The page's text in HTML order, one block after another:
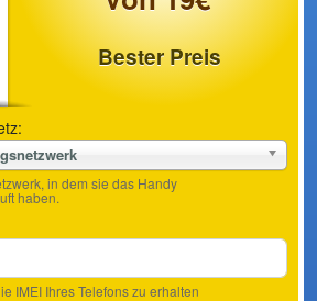
Bester Preis
in dem sie das Handy
haben.
IMEI Ihres Telefons zu erhalten